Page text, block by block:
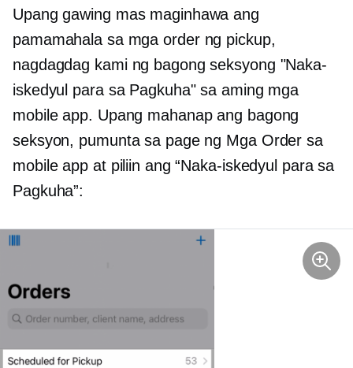
Upang gawing mas maginhawa ang
pamamahala sa mga order ng pickup,
nagdagdag kami ng bagong seksyong "Naka-
iskedyul para sa Pagkuha" sa aming mga
mobile app. Upang mahanap ang bagong
seksyon, pumunta sa page ng Mga Order sa
mobile app at piliin ang “Naka-iskedyul para sa
Pagkuha”: